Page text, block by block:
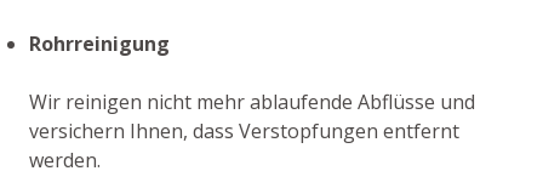
Rohrreinigung
Wir reinigen nicht mehr ablaufende Abflüsse und
versichern Ihnen, dass Verstopfungen entfernt
werden.